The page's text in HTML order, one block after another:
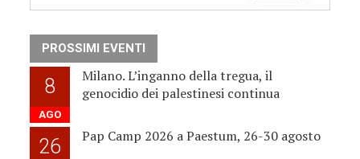
PROSSIMI EVENTI
8
AGO
Milano. L’inganno della tregua, il
genocidio dei palestinesi continua
26 Pap Camp 2026 a Paestum, 26-30 agosto